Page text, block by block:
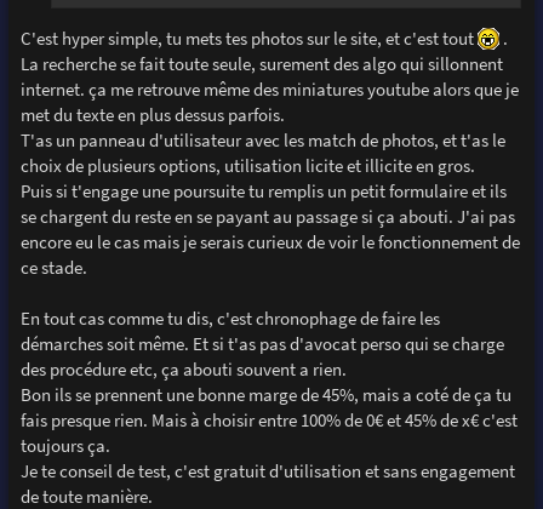
C'est hyper simple, tu mets tes photos sur le site, et c'est tout
.
La recherche se fait toute seule, surement des algo qui sillonnent
internet. ça me retrouve même des miniatures youtube alors que je
met du texte en plus dessus parfois.
T'as un panneau d'utilisateur avec les match de photos, et t'as le
choix de plusieurs options, utilisation licite et illicite en gros.
Puis si t'engage une poursuite tu remplis un petit formulaire et ils
se chargent du reste en se payant au passage si ça abouti. J'ai pas
encore eu le cas mais je serais curieux de voir le fonctionnement de
ce stade.
En tout cas comme tu dis, c'est chronophage de faire les
démarches soit même. Et si t'as pas d'avocat perso qui se charge
des procédure etc, ça abouti souvent a rien.
Bon ils se prennent une bonne marge de 45%, mais a coté de ça tu
fais presque rien. Mais à choisir entre 100% de 0€ et 45% de x€ c'est
toujours ça.
Je te conseil de test, c'est gratuit d'utilisation et sans engagement
de toute manière.